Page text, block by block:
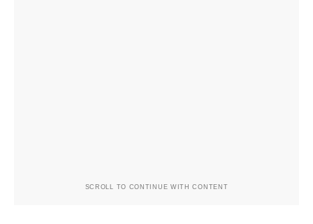
SCROLL TO CONTINUE WITH CONTENT